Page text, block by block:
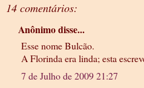
14 comentários:
Anônimo disse...
Esse nome Bulcão.
A Florinda era linda; esta
7 de Julho de 2009 21:27